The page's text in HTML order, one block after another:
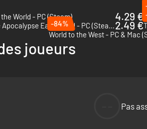
World - PC (Steam)
4.29 €
Werewolf: The Apocalypse Earthblood - PC (Steam)2.49 €
-84%
World to the West - PC & Mac
joueurs
Pas